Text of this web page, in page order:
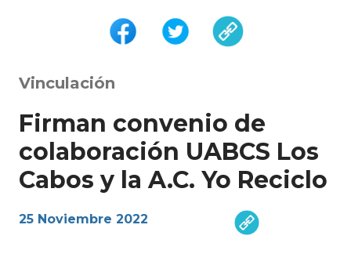
Vinculación
Firman convenio de
colaboración UABCS Los
Cabos y la A.C. Yo Reciclo
25 Noviembre 2022